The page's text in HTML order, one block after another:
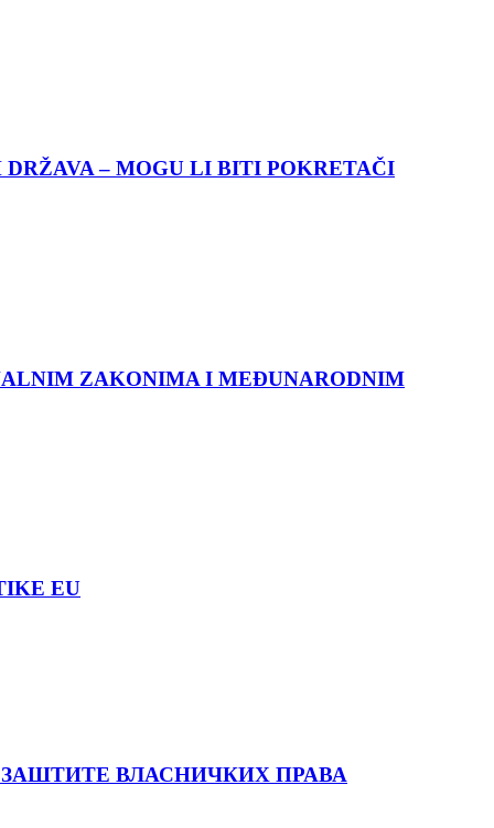
– MOGU LI BITI POKRETAČI
ZAKONIMA I MEĐUNARODNIM
EU
ВЛАСНИЧКИХ ПРАВА